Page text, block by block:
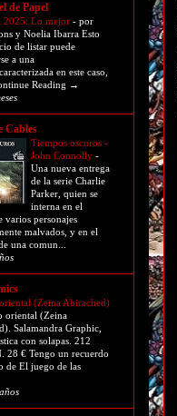
de Papel
2025: Lo mejor - por
y Noelia Ibarra Esto
de listar puede
a una
en este caso,
Reading →
Cables
Tiempos oscuros -
John Connolly -
Una nueva entrega
de la serie Charlie
Parker, quien se
interna en el
varios personajes
malvados, y en el
una comun...
(Zeina Abirached)
oriental (Zeina
Salamandra Graphic,
con solapas. 212
28 € Tengo un recuerdo
de El juego de las